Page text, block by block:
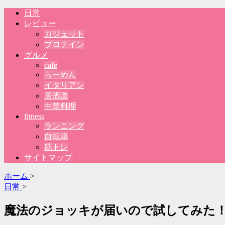
日常
レビュー
ガジェット
プロテイン
グルメ
cafe
らーめん
イタリアン
居酒屋
中華料理
fitness
ランニング
自転車
筋トレ
サイトマップ
ホーム >
日常 >
魔法のジョッキが届いので試してみた